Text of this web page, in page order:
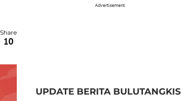
10
Advertisement
UPDATE BERITA BULUTANGKIS